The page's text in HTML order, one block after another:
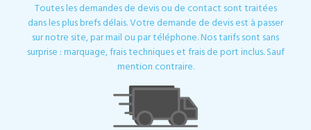
Toutes les demandes de devis ou de contact sont traitées
dans les plus brefs délais. Votre demande de devis est à passer
sur notre site, par mail ou par téléphone. Nos tarifs sont sans
surprise : marquage, frais techniques et frais de port inclus. Sauf
mention contraire.